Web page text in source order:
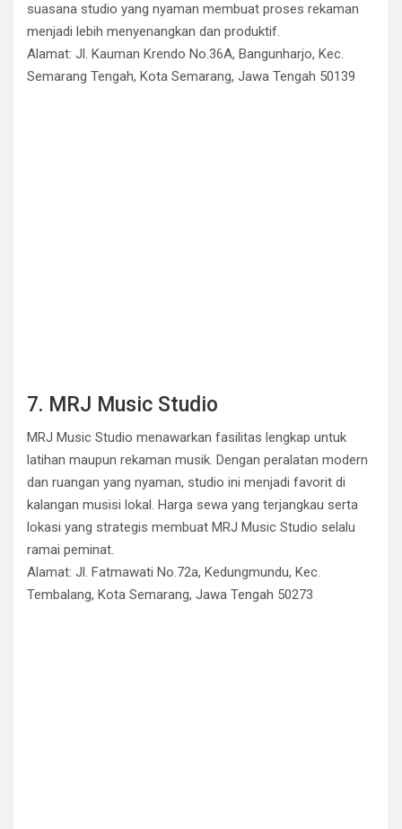
suasana studio yang nyaman membuat proses rekaman
menjadi lebih menyenangkan dan produktif.
Alamat: Jl. Kauman Krendo No.36A, Bangunharjo, Kec.
Semarang Tengah, Kota Semarang, Jawa Tengah 50139
7. MRJ Music Studio
MRJ Music Studio menawarkan fasilitas lengkap untuk
latihan maupun rekaman musik. Dengan peralatan modern
dan ruangan yang nyaman, studio ini menjadi favorit di
kalangan musisi lokal. Harga sewa yang terjangkau serta
lokasi yang strategis membuat MRJ Music Studio selalu
ramai peminat.
Alamat: Jl. Fatmawati No.72a, Kedungmundu, Kec.
Tembalang, Kota Semarang, Jawa Tengah 50273